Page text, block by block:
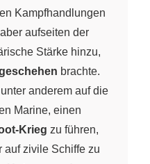
Kampfhandlungen
aufseiten der
Stärke hinzu,
brachte.
anderem auf die
Marine, einen
Krieg zu führen,
auf zivile Schiffe zu